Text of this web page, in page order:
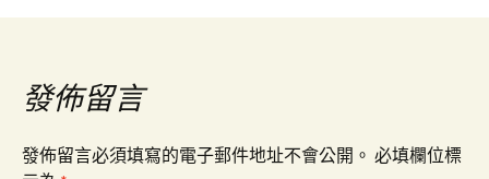
導
覽發佈留言
發佈留言必須填寫的電子郵件地址不會公開。 必填欄位標